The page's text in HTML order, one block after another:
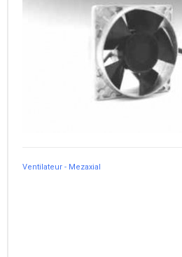
Ventilateur - Mezaxial